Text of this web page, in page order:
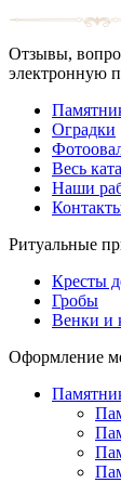
Отзывы,
электронную
Оградки
Весь
Наши
Ритуальные
Кресты
Гробы
Венки и
Оформление